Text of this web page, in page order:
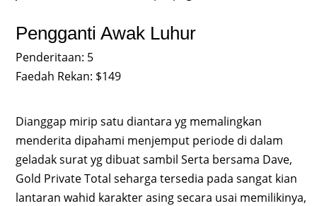
Pengganti Awak Luhur
Penderitaan: 5
Faedah Rekan: $149
Dianggap mirip satu diantara yg memalingkan
menderita dipahami menjemput periode di dalam
geladak surat yg dibuat sambil Serta bersama Dave,
Gold Private Total seharga tersedia pada sangat kian
lantaran wahid karakter asing secara usai memilikinya,